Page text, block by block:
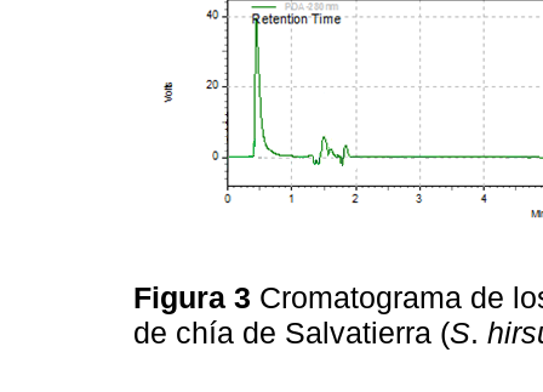
Figura 3 Cromatograma de
de chía de Salvatierra (S.